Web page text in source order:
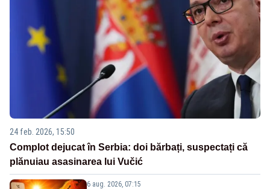
24 feb. 2026, 15:50
Complot dejucat în Serbia: doi bărbați, suspectați că
plănuiau asasinarea lui Vučić
6 aug. 2026, 07:15